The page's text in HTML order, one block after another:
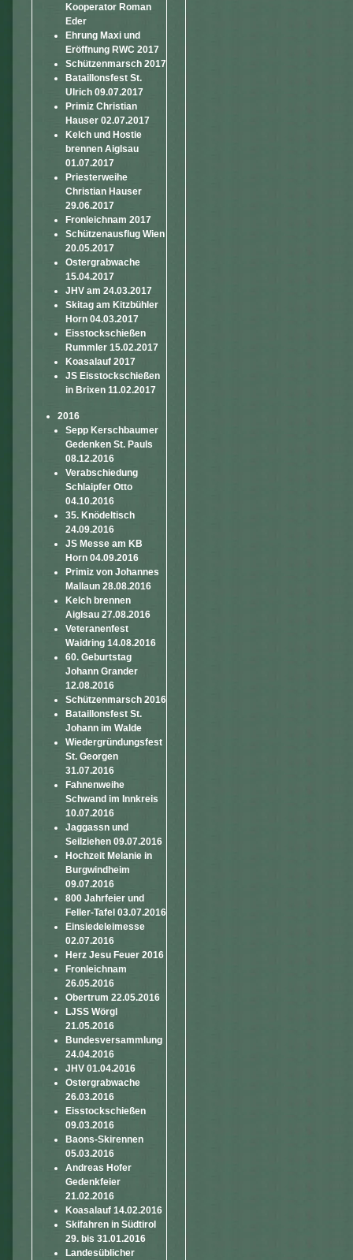
Kooperator Roman
Eder
Ehrung Maxi und
Eröffnung RWC 2017
Schützenmarsch 2017
Bataillonsfest St.
Ulrich 09.07.2017
Primiz Christian
Hauser 02.07.2017
Kelch und Hostie
brennen Aiglsau
01.07.2017
Priesterweihe
Christian Hauser
29.06.2017
Fronleichnam 2017
Schützenausflug Wien
20.05.2017
Ostergrabwache
15.04.2017
JHV am 24.03.2017
Skitag am Kitzbühler
Horn 04.03.2017
Eisstockschießen
Rummler 15.02.2017
Koasalauf 2017
JS Eisstockschießen
in Brixen 11.02.2017
2016
Sepp Kerschbaumer
Gedenken St. Pauls
08.12.2016
Verabschiedung
Schlaipfer Otto
04.10.2016
35. Knödeltisch
24.09.2016
JS Messe am KB
Horn 04.09.2016
Primiz von Johannes
Mallaun 28.08.2016
Kelch brennen
Aiglsau 27.08.2016
Veteranenfest
Waidring 14.08.2016
60. Geburtstag
Johann Grander
12.08.2016
Schützenmarsch 2016
Bataillonsfest St.
Johann im Walde
Wiedergründungsfest
St. Georgen
31.07.2016
Fahnenweihe
Schwand im Innkreis
10.07.2016
Jaggassn und
Seilziehen 09.07.2016
Hochzeit Melanie in
Burgwindheim
09.07.2016
800 Jahrfeier und
Feller-Tafel 03.07.2016
Einsiedeleimesse
02.07.2016
Herz Jesu Feuer 2016
Fronleichnam
26.05.2016
Obertrum 22.05.2016
LJSS Wörgl
21.05.2016
Bundesversammlung
24.04.2016
JHV 01.04.2016
Ostergrabwache
26.03.2016
Eisstockschießen
09.03.2016
Baons-Skirennen
05.03.2016
Andreas Hofer
Gedenkfeier
21.02.2016
Koasalauf 14.02.2016
Skifahren in Südtirol
29. bis 31.01.2016
Landesüblicher